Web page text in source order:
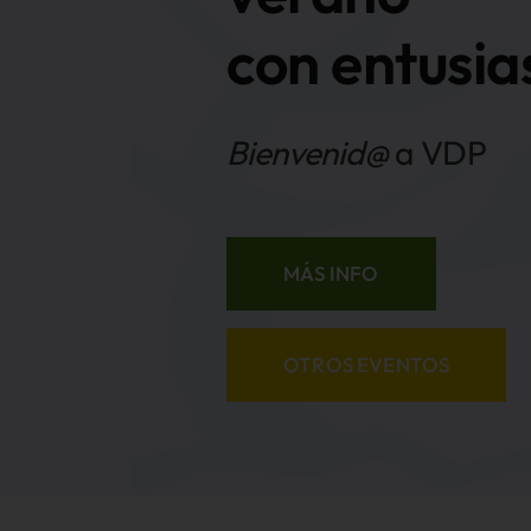
Bienvenid@a VDP
MÁS INFO
OTROS EVENTOS